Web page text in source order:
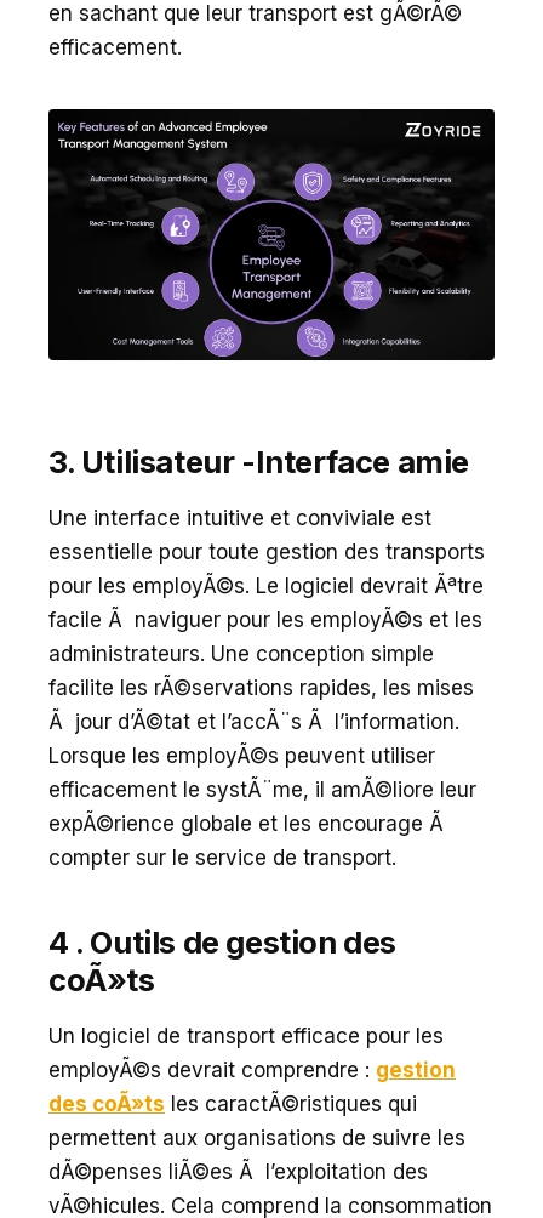
en sachant que leur transport est gÃ©rÃ©
efficacement.
3. Utilisateur -Interface amie
Une interface intuitive et conviviale est
essentielle pour toute gestion des transports
pour les employÃ©s. Le logiciel devrait Ãªtre
facile Ã naviguer pour les employÃ©s et les
administrateurs. Une conception simple
facilite les rÃ©servations rapides, les mises
Ã jour d’Ã©tat et l’accÃ¨s Ã l’information.
Lorsque les employÃ©s peuvent utiliser
efficacement le systÃ¨me, il amÃ©liore leur
expÃ©rience globale et les encourage Ã
compter sur le service de transport.
4 . Outils de gestion des
coÃ»ts
Un logiciel de transport efficace pour les
employÃ©s devrait comprendre : gestion
des coÃ»ts les caractÃ©ristiques qui
permettent aux organisations de suivre les
dÃ©penses liÃ©es Ã l’exploitation des
vÃ©hicules. Cela comprend la consommation